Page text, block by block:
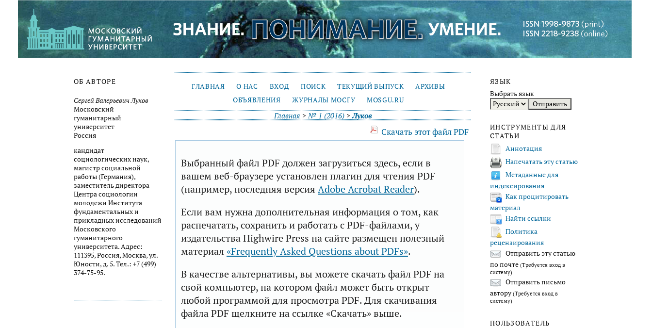
ОБ АВТОРЕ
Сергей Валерьевич Луков
Московский
гуманитарный
университет
Россия
кандидат
социологических наук,
магистр социальной
работы (Германия),
заместитель директора
Центра социологии
молодежи Института
фундаментальных и
прикладных исследований
Московского
гуманитарного
университета. Адрес:
111395, Россия, Москва, ул.
Юности, д. 5. Тел.: +7 (499)
374-75-95.
ЯЗЫК
Выбрать язык
ИНСТРУМЕНТЫ ДЛЯ
СТАТЬИ
Аннотация
Напечатать эту статью
Метаданные для
индексирования
Как процитировать
материал
Найти ссылки
Политика
рецензирования
Отправить эту статью
по почте (Требуется вход в
систему)
Отправить письмо
автору (Требуется вход в
систему)
ПОЛЬЗОВАТЕЛЬ
ГЛАВНАЯ О НАС ВХОД ПОИСК ТЕКУЩИЙ ВЫПУСК
АРХИВЫ
ОБЪЯВЛЕНИЯ
ЖУРНАЛЫ МОСГУ MOSGU.RU
Главная >№ 1 (2016)>Луков
Скачать этот файл PDF
Выбранный файл PDF должен загрузиться здесь, если в
вашем веб-браузере установлен плагин для чтения PDF
(например, последняя версия Adobe Acrobat Reader).
Если вам нужна дополнительная информация о том, как
распечатать, сохранить и работать с PDF-файлами, у
издательства Highwire Press на сайте размещен полезный
материал «Frequently Asked Questions about PDFs».
В качестве альтернативы, вы можете скачать файл PDF на
свой компьютер, на котором файл может быть открыт
любой программой для просмотра PDF. Для скачивания
файла PDF щелкните на ссылке «Скачать» выше.